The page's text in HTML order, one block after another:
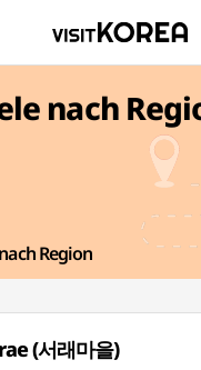
nach
Region
(서래마을)